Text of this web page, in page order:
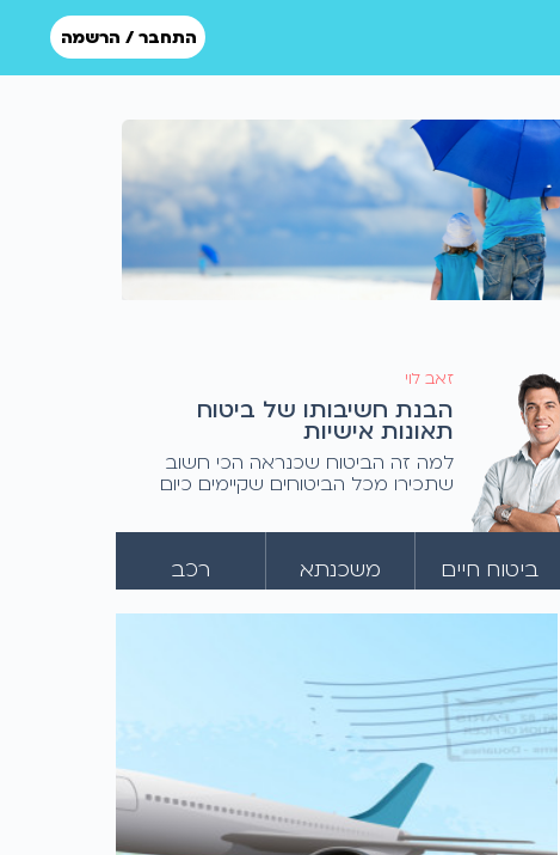
התחבר / הרשמה
זאב לוי
הבנת חשיבותו של ביטוח
תאונות אישיות
למה זה הביטוח שכנראה הכי חשוב
שתכירו מכל הביטוחים שקיימים כיום
ביטוח חיים משכנתא רכב